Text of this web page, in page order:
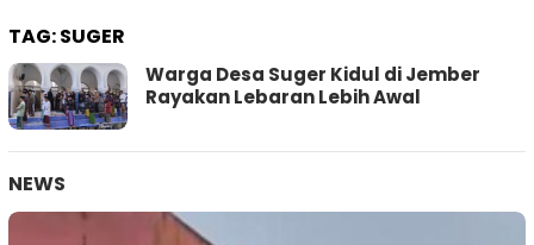
TAG:SUGER
Warga Desa Suger Kidul di Jember
Rayakan Lebaran Lebih Awal
NEWS